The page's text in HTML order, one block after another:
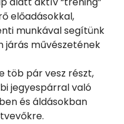
előadásokkal,
munkával segítünk
járás művészetének
töb pár vesz részt,
jegyespárral való
és áldásokban